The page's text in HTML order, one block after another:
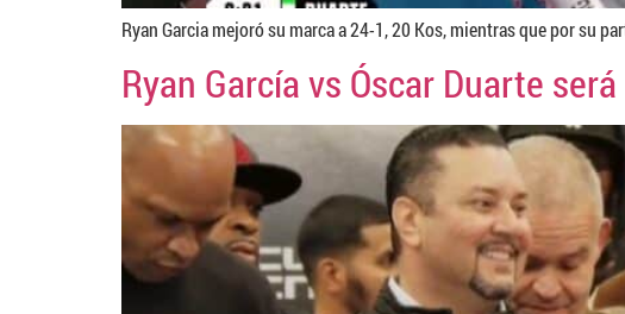
Ryan Garcia mejoró su marca a 24-1, 20 Kos, mientras que por su
Ryan García vs Óscar Duarte